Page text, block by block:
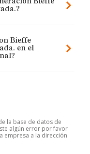
Bieffe
en el
la base de datos de
algún error por favor
empresa a la dirección